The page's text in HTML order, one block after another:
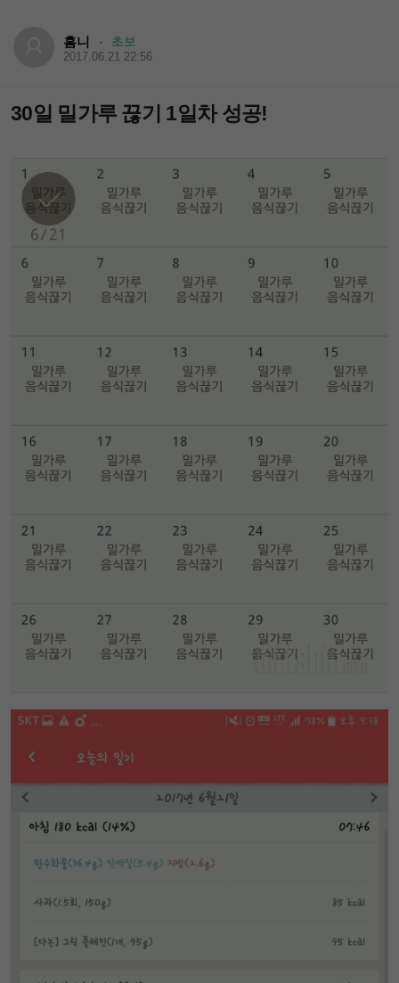
흠니 · 초보
2017.06.21 22:56
30일 밀가루 끊기 1일차 성공!